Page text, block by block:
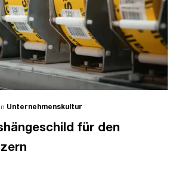
in Unternehmenskultur
für den